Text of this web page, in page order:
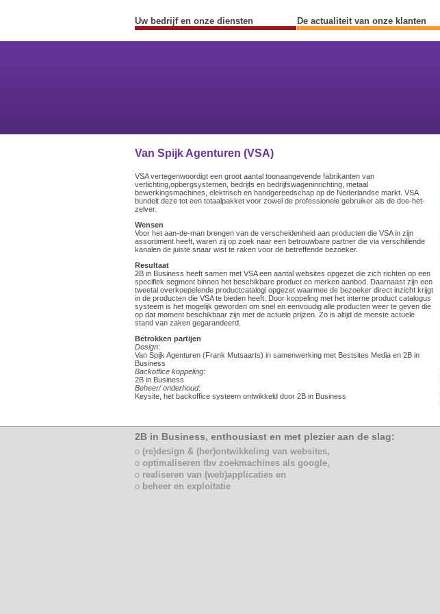
Uw bedrijf en onze diensten De actualiteit van onze klanten
Van Spijk Agenturen (VSA)
VSA vertegenwoordigt een groot aantal toonaangevende fabrikanten van
verlichting,opbergsystemen, bedrijfs en bedrijfswageninrichting, metaal
bewerkingsmachines, elektrisch en handgereedschap op de Nederlandse markt. VSA
bundelt deze tot een totaalpakket voor zowel de professionele gebruiker als de doe-het-
zelver.
Wensen
Voor het aan-de-man brengen van de verscheidenheid aan producten die VSA in zijn
assortiment heeft, waren zij op zoek naar een betrouwbare partner die via verschillende
kanalen de juiste snaar wist te raken voor de betreffende bezoeker.
Resultaat
2B in Business heeft samen met VSA een aantal websites opgezet die zich richten op een
specifiek segment binnen het beschikbare product en merken aanbod. Daarnaast zijn een
tweetal overkoepelende productcatalogi opgezet waarmee de bezoeker direct inzicht krijgt
in de producten die VSA te bieden heeft. Door koppeling met het interne product catalogus
systeem is het mogelijk geworden om snel en eenvoudig alle producten weer te geven die
op dat moment beschikbaar zijn met de actuele prijzen. Zo is altijd de meeste actuele
stand van zaken gegarandeerd.
Betrokken partijen
Design:
Van Spijk Agenturen (Frank Mutsaarts) in samenwerking met Bestsites Media en 2B in
Business
Backoffice koppeling:
2B in Business
Beheer/ onderhoud:
Keysite, het backoffice systeem ontwikkeld door 2B in Business
2B in Business, enthousiast en met plezier aan de slag:
o (re)design & (her)ontwikkeling van websites,
o optimaliseren tbv zoekmachines als google,
o realiseren van (web)applicaties en
o beheer en exploitatie